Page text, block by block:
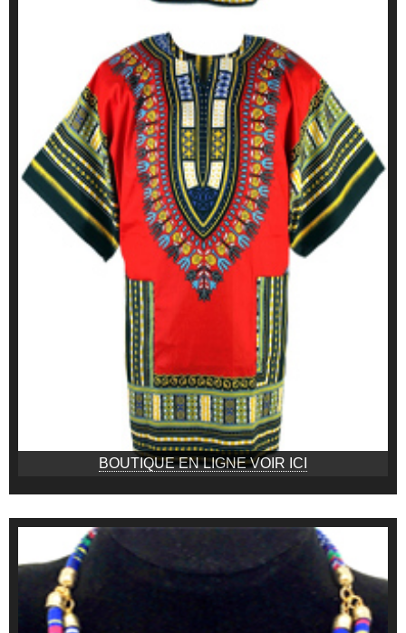
BOUTIQUE EN LIGNE VOIR ICI